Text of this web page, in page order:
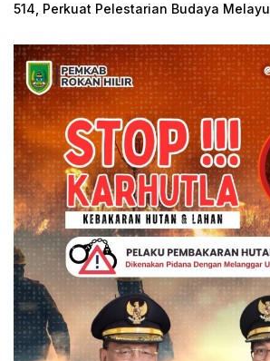
514, Perkuat Pelestarian Budaya Melayu